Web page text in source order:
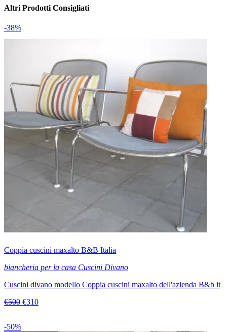
Altri Prodotti Consigliati
-38%
Coppia cuscini maxalto B&B Italia
biancheria per la casa Cuscini Divano
Cuscini divano modello Coppia cuscini maxalto dell'azienda B&b it
€500 €310
-50%